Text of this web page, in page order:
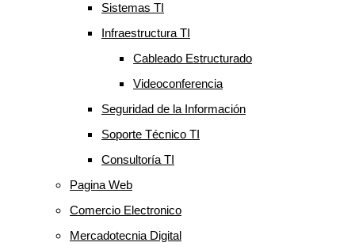
Sistemas TI
Infraestructura TI
Cableado Estructurado
Videoconferencia
Seguridad de la Información
Soporte Técnico TI
Consultoría TI
Pagina Web
Comercio Electronico
Mercadotecnia Digital